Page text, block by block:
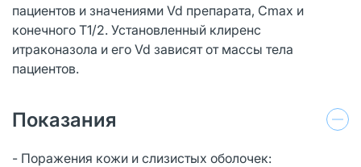
пациентов и значениями Vd препарата, Cmax и
конечного Т1/2. Установленный клиренс
итраконазола и его Vd зависят от массы тела
пациентов.
Показания
- Поражения кожи и слизистых оболочек: